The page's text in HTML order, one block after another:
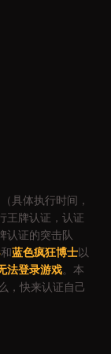
具体执行时间，
王牌认证，认证
认证的突击队
和蓝色疯狂博士以
法登录游戏。本
，快来认证自己